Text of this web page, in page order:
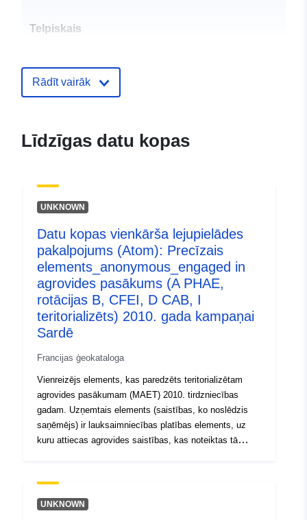
Telpiskais
Identifikatori:
f055-47bf-a325-
43da-961a-181166be2bd6
Tips:
Avoti:
http://inspire.ec.europa.eu/
codelist/SpatialDataServiceType/
Rādīt vairāk
Līdzīgas datu kopas
UNKNOWN
Datu kopas vienkārša lejupielādes
pakalpojums (Atom): Precīzais
elements_anonymous_engaged in
agrovides pasākums (A PHAE,
rotācijas B, CFEI, D CAB, I
teritorializēts) 2010. gada kampaņai
Sardē
Francijas ģeokataloga
Vienreizējs elements, kas paredzēts teritorializētam
agrovides pasākumam (MAET) 2010. tirdzniecības
gadam. Uzņemtais elements (saistības, ko noslēdzis
saņēmējs) ir lauksaimniecības platības elements, uz
kuru attiecas agrovides saistības, kas noteiktas tā
pasākumā, var būt zemes gabals, audze utt. Slānis ir
definēts kampaņā no 15. maija līdz 14. maijam.
UNKNOWN